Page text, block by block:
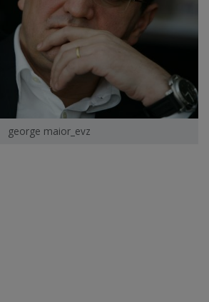
george maior_evz